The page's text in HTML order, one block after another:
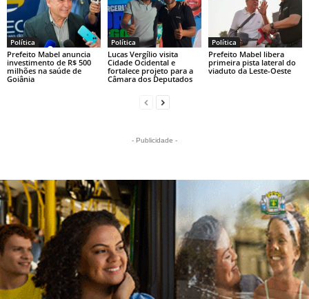
Política
Prefeito Mabel anuncia
investimento de R$ 500
milhões na saúde de
Goiânia
Política
Lucas Vergílio visita
Cidade Ocidental e
fortalece projeto para a
Câmara dos Deputados
Política
Prefeito Mabel libera
primeira pista lateral do
viaduto da Leste-Oeste
- Publicidade -